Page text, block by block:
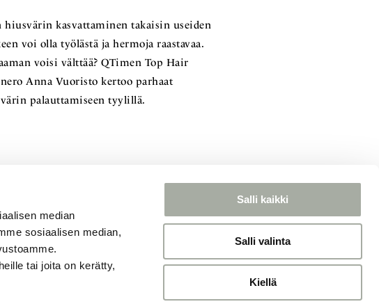
median
sosiaalisen median,
tai joita on kerätty,
Salli kaikki
Salli valinta
Kiellä
hiusvärin kasvattaminen takaisin useiden
voi olla työlästä ja hermoja raastavaa.
voisi välttää? QTimen Top Hair
Anna Vuoristo kertoo parhaat
palauttamiseen tyylillä.